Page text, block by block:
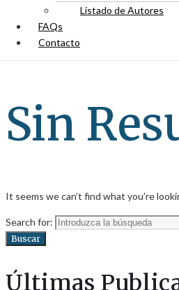
Listado de Autores
FAQs
Contacto
Sin
It seems we can’t find what you’re
Search for:
Buscar
Últimas